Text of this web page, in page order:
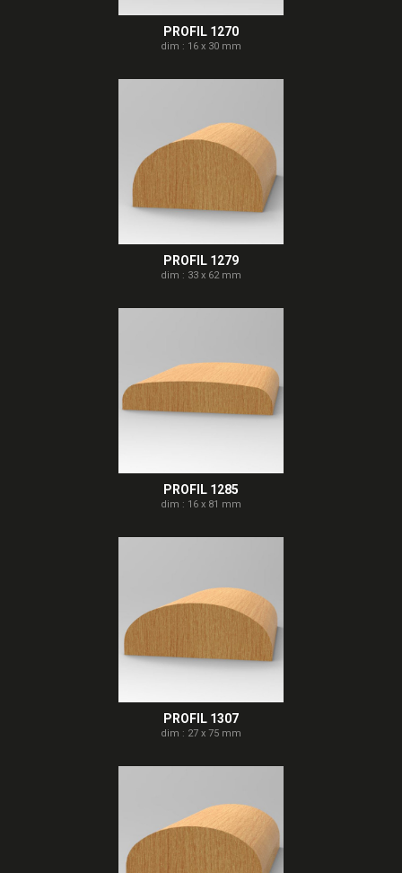
PROFIL 1270
dim : 16 x 30 mm
PROFIL 1279
dim : 33 x 62 mm
PROFIL 1285
dim : 16 x 81 mm
PROFIL 1307
dim : 27 x 75 mm